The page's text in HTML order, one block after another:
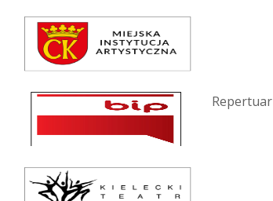
Repertuar
Repertuar
Teatr / Zespół
Szkoła
Przestrzenie Sztuki
Warsztaty